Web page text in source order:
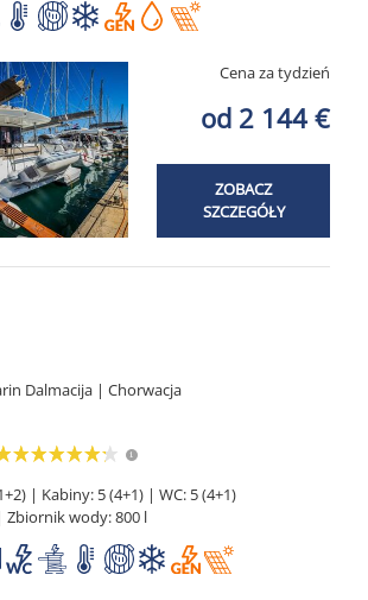
Cena za tydzień
od 2 144 €
ZOBACZ
SZCZEGÓŁY
Dalmacija | Chorwacja
| Kabiny: 5 (4+1) | WC: 5 (4+1)
Zbiornik wody: 800 l